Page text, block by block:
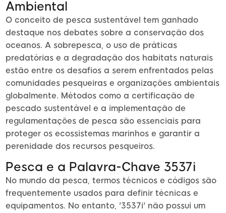
Ambiental
O conceito de pesca sustentável tem ganhado
destaque nos debates sobre a conservação dos
oceanos. A sobrepesca, o uso de práticas
predatórias e a degradação dos habitats naturais
estão entre os desafios a serem enfrentados pelas
comunidades pesqueiras e organizações ambientais
globalmente. Métodos como a certificação de
pescado sustentável e a implementação de
regulamentações de pesca são essenciais para
proteger os ecossistemas marinhos e garantir a
perenidade dos recursos pesqueiros.
Pesca e a Palavra-Chave 3537i
No mundo da pesca, termos técnicos e códigos são
frequentemente usados para definir técnicas e
equipamentos. No entanto, '3537i' não possui um